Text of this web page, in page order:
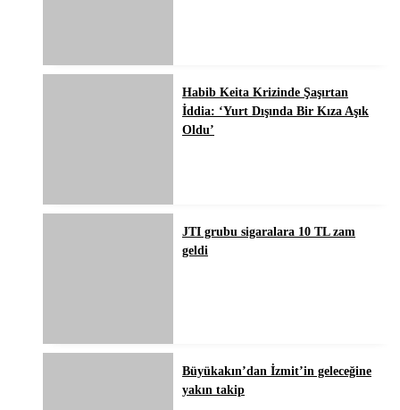
Habib Keita Krizinde Şaşırtan
İddia: ‘Yurt Dışında Bir Kıza Aşık
Oldu’
JTI grubu sigaralara 10 TL zam
geldi
Büyükakın’dan İzmit’in geleceğine
yakın takip